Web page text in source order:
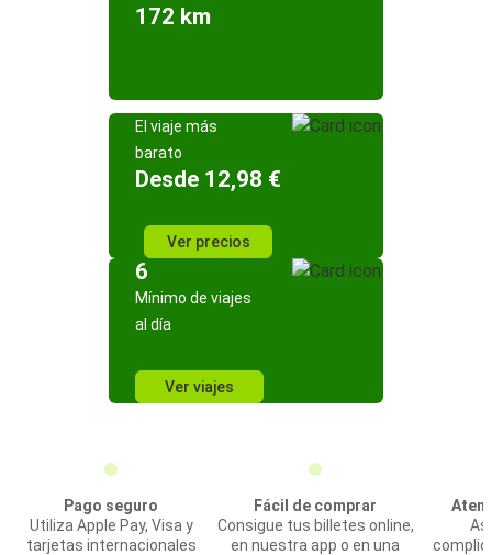
172 km
El viaje más
barato
Desde 12,98 €
Ver precios
6
Mínimo de viajes
al día
Ver viajes
Pago seguro
Utiliza Apple Pay, Visa y
tarjetas internacionales
Fácil de comprar
Consigue tus billetes online,
en nuestra app o en una